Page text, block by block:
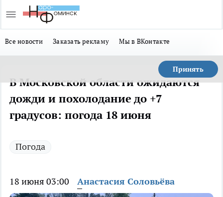
Все новости Заказать рекламу Мы в ВКонтакте
Принять
В Московской области ожидаются
дожди и похолодание до +7
градусов: погода 18 июня
Погода
18 июня 03:00 Анастасия Соловьёва